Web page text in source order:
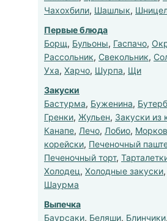
Чахохбили, Шашлык,
Первые блюда
Борщ, Бульоны, Гаспачо,
Рассольник, Свекольник,
Уха, Харчо, Шурпа, Щи
Закуски
Бастурма, Буженина,
Гренки, Жульен, Закуски из
Канапе, Лечо, Лобио,
корейски, Печеночный
Печеночный торт,
Холодец, Холодные закуски,
Шаурма
Выпечка
Баурсаки, Беляши, Блинчики,